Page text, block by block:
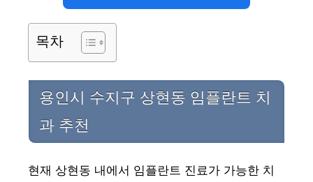
목차
용인시 수지구 상현동 임플란트 치
과 추천
현재 상현동 내에서 임플란트 진료가 가능한 치